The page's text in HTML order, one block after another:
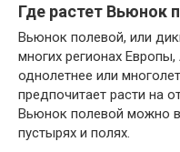
Где растет Вьюнок
Вьюнок полевой, или
многих регионах
однолетнее или
предпочитает расти на
Вьюнок полевой можно
пустырях и полях.